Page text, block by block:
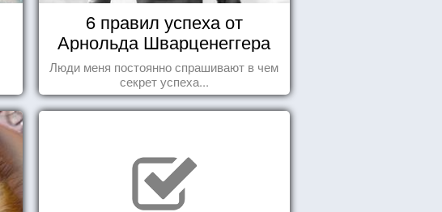
6 правил успеха от
Арнольда Шварценеггера
Люди меня постоянно спрашивают в чем
секрет успеха...